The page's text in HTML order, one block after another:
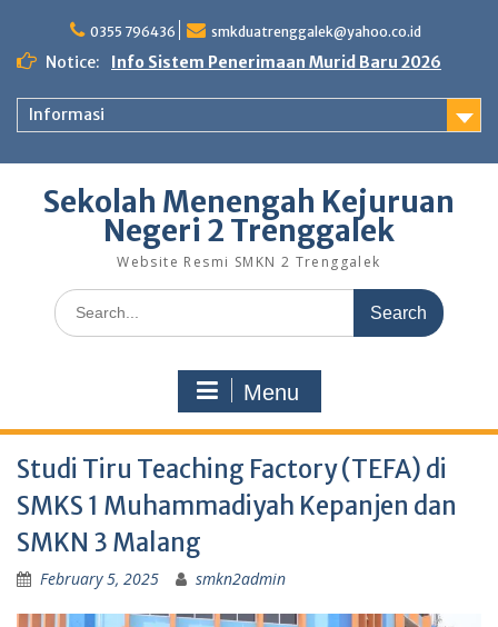
0355 796436 smkduatrenggalek@yahoo.co.id
Notice: Info Sistem Penerimaan Murid Baru 2026
Informasi
Sekolah Menengah Kejuruan
Negeri 2 Trenggalek
Website Resmi SMKN 2 Trenggalek
Menu
Studi Tiru Teaching Factory (TEFA) di
SMKS 1 Muhammadiyah Kepanjen dan
SMKN 3 Malang
February 5, 2025 smkn2admin